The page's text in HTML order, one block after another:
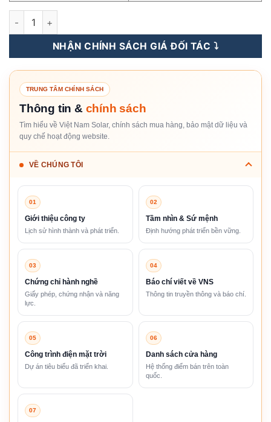
Tấm Pin NLMT Risen 595WP n-type TOPCon [Giá Sỉ] số lượng
NHẬN CHÍNH SÁCH GIÁ ĐỐI TÁC ⤵️
TRUNG TÂM CHÍNH SÁCH
Thông tin & chính sách
Tìm hiểu về Việt Nam Solar, chính sách mua hàng, bảo mật dữ liệu và
quy chế hoạt động website.
VỀ CHÚNG TÔI
01
Giới thiệu công ty
Lịch sử hình thành và phát triển.
02
Tầm nhìn & Sứ mệnh
Định hướng phát triển bền vững.
03
Chứng chỉ hành nghề
Giấy phép, chứng nhận và năng
lực.
04
Báo chí viết về VNS
Thông tin truyền thông và báo chí.
05
Công trình điện mặt trời
Dự án tiêu biểu đã triển khai.
06
Danh sách cửa hàng
Hệ thống điểm bán trên toàn
quốc.
07